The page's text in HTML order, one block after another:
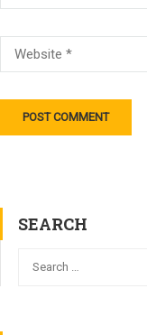
SEARCH